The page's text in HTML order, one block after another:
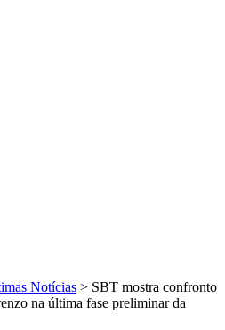
Notícias > SBT mostra confronto
na última fase preliminar da